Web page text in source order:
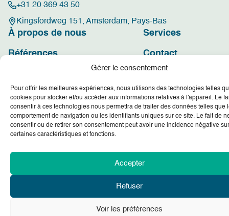
Gérer le consentement
Pour offrir les meilleures expériences, nous utilisons des technologies telles
cookies pour stocker et/ou accéder aux informations relatives à l'appareil. Le
consentir à ces technologies nous permettra de traiter des données telles que
comportement de navigation ou les identifiants uniques sur ce site. Le fait de
consentir ou de retirer son consentement peut avoir une incidence négative sur
certaines caractéristiques et fonctions.
Accepter
Refuser
Voir les préférences
+31 20 369 43 50
Kingsfordweg 151, Amsterdam, Pays-Bas
À propos de nous Services
Références Contact